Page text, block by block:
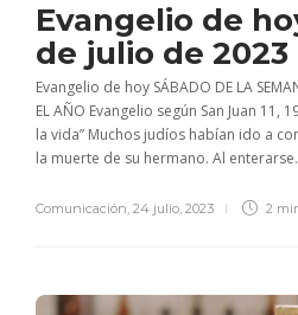
Evangelio de
de julio de 2023
Evangelio de hoy SÁBADO DE LA
EL AÑO Evangelio según San Juan 11,
la vida” Muchos judíos habían ido a
la muerte de su hermano. Al
Comunicación, 24 julio, 2023 2